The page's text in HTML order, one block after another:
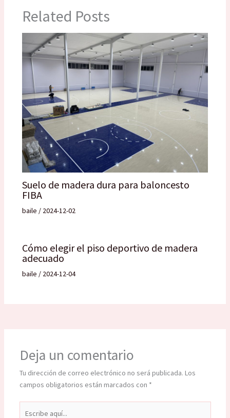
Related Posts
Suelo de madera dura para baloncesto
FIBA
baile / 2024-12-02
Cómo elegir el piso deportivo de madera
adecuado
baile / 2024-12-04
Deja un comentario
Tu dirección de correo electrónico no será publicada. Los
campos obligatorios están marcados con *